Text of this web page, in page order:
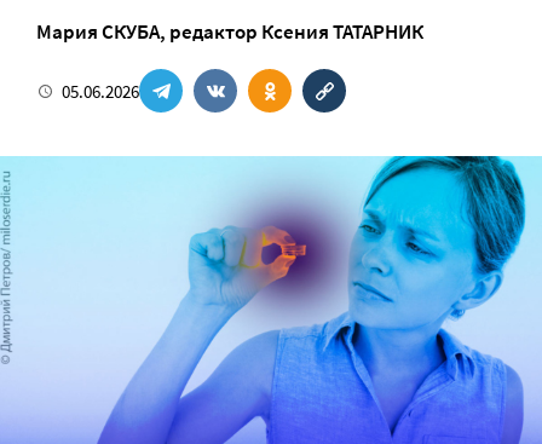
Мария СКУБА, редактор Ксения ТАТАРНИК
05.06.2026